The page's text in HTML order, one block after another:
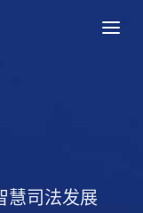
慧司法发展